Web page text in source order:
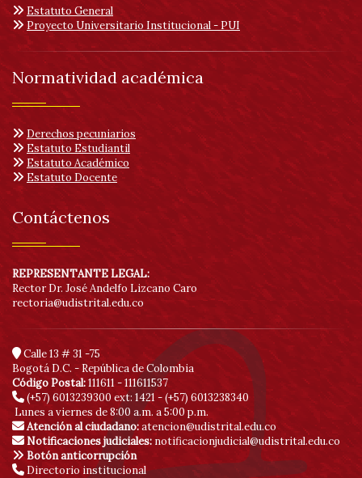
Estatuto General
Proyecto Universitario Institucional - PUI
Normatividad académica
Derechos pecuniarios
Estatuto Estudiantil
Estatuto Académico
Estatuto Docente
Contáctenos
REPRESENTANTE LEGAL:
Rector Dr. José Andelfo Lizcano Caro
rectoria@udistrital.edu.co
Calle 13 # 31 -75
Bogotá D.C. - República de Colombia
Código Postal:111611 - 111611537
(+57) 6013239300 ext: 1421 - (+57) 6013238340
Lunes a viernes de 8:00 a.m. a 5:00 p.m.
Atención al ciudadano:atencion@udistrital.edu.co
Notificaciones judiciales: notificacionjudicial@udistrital.edu.co
Botón anticorrupción
Directorio institucional